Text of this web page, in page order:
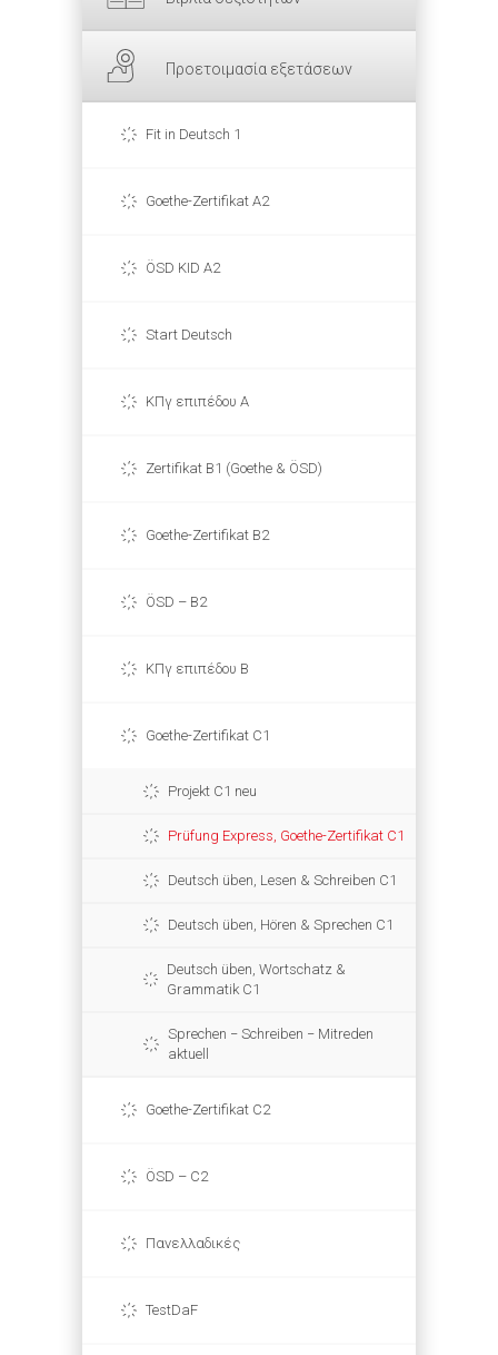
Προετοιμασία εξετάσεων
Fit in Deutsch 1
Goethe-Zertifikat A2
ÖSD KID A2
Start Deutsch
ΚΠγ επιπέδου Α
Zertifikat B1 (Goethe & ÖSD)
Goethe-Zertifikat B2
ÖSD – B2
ΚΠγ επιπέδου Β
Goethe-Zertifikat C1
Projekt C1 neu
Prüfung Express, Goethe-Zertifikat C1
Deutsch üben, Lesen & Schreiben C1
Deutsch üben, Hören & Sprechen C1
Deutsch üben, Wortschatz &
Grammatik C1
Sprechen − Schreiben − Mitreden
aktuell
Goethe-Zertifikat C2
ÖSD – C2
Πανελλαδικές
TestDaF